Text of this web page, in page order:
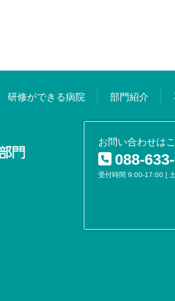
研修ができる病院 部門紹介
お問い合わせは
088-
受付時間 9:00-17:00 [